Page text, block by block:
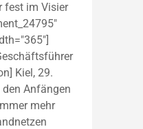
fest im Visier
Kiel, 29.
Anfängen
mehr